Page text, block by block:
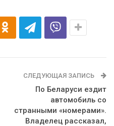
СЛЕДУЮЩАЯ ЗАПИСЬ
По Беларуси ездит
автомобиль со
странными «номерами».
Владелец рассказал,